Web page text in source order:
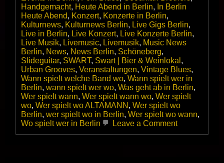
Handgemacht, Heute Abend in Berlin, In Berlin
Heute Abend, Konzert, Konzerte in Berlin,
Kulturnews, Kulturnews Berlin, Live Gigs Berlin,
Live in Berlin, Live Konzert, Live Konzerte Berlin,
Live Musik, Livemusic, Livemusik, Music News
Berlin, News, News Berlin, Schöneberg,
Slideguitar, SWART, Swart | Bier & Weinlokal ,
Urban Grooves, Veranstaltungen, Vintage Blues,
Wann spielt welche Band wo, Wann spielt wer in
Berlin, wann spielt wer wo, Was geht ab in Berlin,
Wer spielt wann, Wer spielt wann wo, Wer spielt
wo, Wer spielt wo ALTAMANN , Wer spielt wo
Berlin, wer spielt wo in Berlin, Wer spielt wo wann,
Wo spielt wer in Berlin
Leave a Commenton